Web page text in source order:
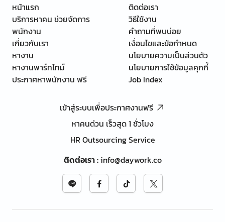
หน้าแรก
บริการหาคน ช่วยจัดการ
พนักงาน
เกี่ยวกับเรา
หางาน
หางานพาร์ทไทม์
ประกาศหาพนักงาน ฟรี
ติดต่อเรา
วิธีใช้งาน
คำถามที่พบบ่อย
เงื่อนไขและข้อกำหนด
นโยบายความเป็นส่วนตัว
นโยบายการใช้ข้อมูลคุกกี้
Job Index
เข้าสู่ระบบเพื่อประกาศงานฟรี
หาคนด่วน เร็วสุด 1 ชั่วโมง
HR Outsourcing Service
ติดต่อเรา:info@daywork.co